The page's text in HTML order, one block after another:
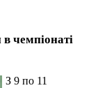
чемпіонаті
З 9 по 11